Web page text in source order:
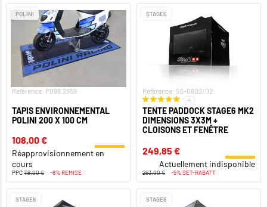
POLINI
Référence: P098.2659
TAPIS ENVIRONNEMENTAL
POLINI 200 X 100 CM
108,00 €
Réapprovisionnement en
cours
PPC118,00 € -8% REMISE
STAGE6
Référence: S6-0602/02
4
TENTE PADDOCK STAGE6 MK2
DIMENSIONS 3X3M +
CLOISONS ET FENÊTRE
249,85 €
Actuellement indisponible
263,00 € -5% SET-RABATT
STAGE6 STAGE6